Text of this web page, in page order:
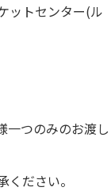
ットセンター(ル
一つのみのお渡し
ださい。